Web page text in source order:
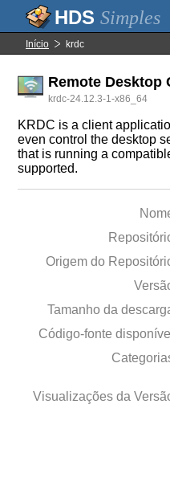
Simples
Início krdc
Remote Desktop
krdc-24.12.3-1-x86_64
KRDC is a client
even control the desktop
that is running a
supported.
Origem do
Tamanho da
Código-fonte disponível
Visualizações da